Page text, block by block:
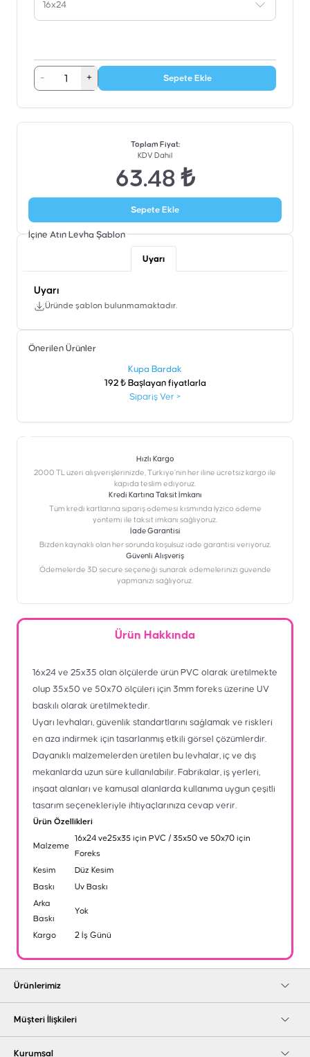
16x24
- + Sepete Ekle
Toplam Fiyat:
KDV Dahil
63.48 ₺
Sepete Ekle
İçine Atın Levha Şablon
Uyarı
Uyarı
Üründe şablon bulunmamaktadır.
Önerilen Ürünler
Kupa Bardak
192 ₺ Başlayan fiyatlarla
Sipariş Ver >
Hızlı Kargo
2000 TL üzeri alışverişlerinizde, Türkiye’nin her iline ücretsiz kargo ile
kapıda teslim ediyoruz.
Kredi Kartına Taksit İmkanı
‎Tüm kredi kartlarına sipariş ödemesi kısmında İyzico ödeme
yöntemi ile taksit imkanı sağlıyoruz.
İade Garantisi
Bizden kaynaklı olan her sorunda koşulsuz iade garantisi veriyoruz.
Güvenli Alışveriş
Ödemelerde 3D secure seçeneği sunarak ödemelerinizi güvende
yapmanızı sağlıyoruz.
Ürün Hakkında
16x24 ve 25x35 olan ölçülerde ürün PVC olarak üretilmekte
olup 35x50 ve 50x70 ölçüleri için 3mm foreks üzerine UV
baskılı olarak üretilmektedir.
Uyarı levhaları, güvenlik standartlarını sağlamak ve riskleri
en aza indirmek için tasarlanmış etkili görsel çözümlerdir.
Dayanıklı malzemelerden üretilen bu levhalar, iç ve dış
mekanlarda uzun süre kullanılabilir. Fabrikalar, iş yerleri,
inşaat alanları ve kamusal alanlarda kullanıma uygun çeşitli
tasarım seçenekleriyle ihtiyaçlarınıza cevap verir.
Ürün Özellikleri
Malzeme
16x24 ve25x35 için PVC / 35x50 ve 50x70 için
Foreks
Kesim
Düz Kesim
Baskı
Uv Baskı
Arka
Baskı
Yok
Kargo 2 İş Günü
Ürünlerimiz
Müşteri İlişkileri
Kurumsal